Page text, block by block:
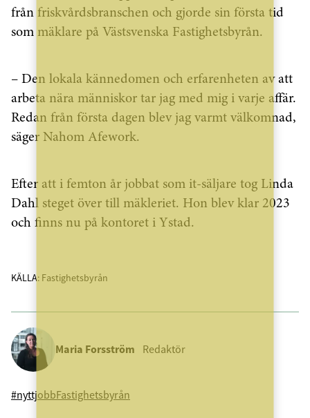
från friskvårdsbranschen och gjorde sin första tid
som mäklare på Västsvenska Fastighetsbyrån.
– Den lokala kännedomen och erfarenheten av att
arbeta nära människor tar jag med mig i varje affär.
Redan från första dagen blev jag varmt välkomnad,
säger Nahom Afework.
Efter att i femton år jobbat som it-säljare tog Linda
Dahl steget över till mäkleriet. Hon blev klar 2023
och finns nu på kontoret i Ystad.
KÄLLA: Fastighetsbyrån
Maria Forsström Redaktör
#nyttjobbFastighetsbyrån